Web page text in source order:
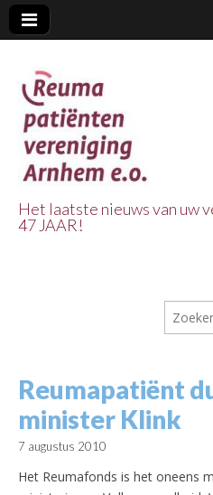
Arnhem
Het laatste nieuws van uw
47 JAAR!
Zoeken
naar:
Reumapatiënt
minister Klink
7 augustus 2010
Het Reumafonds is het oneens